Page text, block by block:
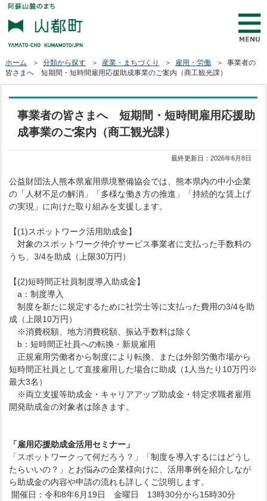
ホーム ＞分類から探す ＞ 産業・まちづくり ＞ 雇用・労働 ＞ 事業者の
皆さまへ 短期間・短時間雇用応援助成事業のご案内（商工観光課）
事業者の皆さまへ 短期間・短時間雇用応援助
成事業のご案内（商工観光課）
最終更新日：2026年6月8日
公益財団法人熊本県雇用県境整備協会では、熊本県内の中小企業
の「人材不足の解消」「多様な働き方の推進」「持続的な賃上げ
の実現」に向けた取り組みを支援します。
【(1)スポットワーク活用助成金】
対象のスポットワーク仲介サービス事業者に支払った手数料の
うち、3/4を助成（上限30万円）
【(2)短時間正社員制度導入助成金】
a：制度導入
制度を新たに規定するために社労士等に支払った費用の3/4を助
成（上限10万円）
※消費税額、地方消費税額、振込手数料は除く
b：短時間正社員への転換・新規雇用
正規雇用労働者から制度により転換、または外部労働市場から
短時間正社員として直接雇用した場合に助成（1人当たり10万円※
最大3名）
※両立支援等助成金・キャリアアップ助成金・特定求職者雇用
開発助成金の対象者は除きます。
「雇用応援助成金活用セミナー」
「スポットワークって何だろう？」「制度を導入するにはどうし
たらいいの？」とお悩みの企業様向けに、活用事例を紹介しなが
ら助成金の内容や申請の流れも詳しくご説明します。
開催日：令和8年6月19日 金曜日 13時30分から15時30分